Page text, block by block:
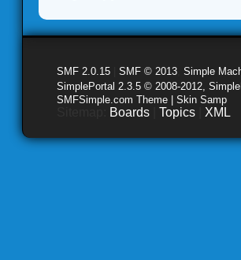
SMF 2.0.15 SMF © 2013 Simple
SimplePortal 2.3.5 © 2008-2012,
SMFSimple.com Theme | Skin Samp
Boards Topics XML